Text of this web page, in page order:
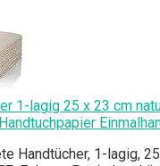
1-lagig 25 x 23 cm
Handtücher, 1-lagig,